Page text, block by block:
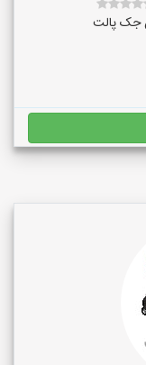
جک پالت